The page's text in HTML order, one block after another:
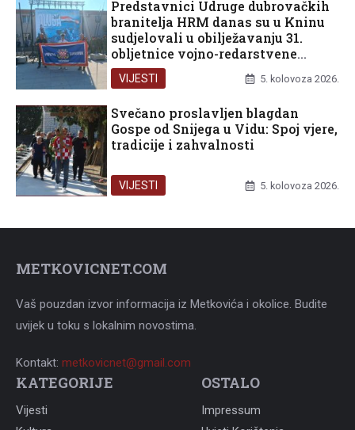
Predstavnici Udruge dubrovačkih
branitelja HRM danas su u Kninu
sudjelovali u obilježavanju 31.
obljetnice vojno-redarstvene
operacije Oluja
VIJESTI 5. kolovoza 2026.
Svečano proslavljen blagdan
Gospe od Snijega u Vidu: Spoj vjere,
tradicije i zahvalnosti
VIJESTI 5. kolovoza 2026.
METKOVICNET.COM
Vaš pouzdan izvor informacija iz Metkovića i okolice. Budite
uvijek u toku s lokalnim novostima.
Kontakt: metkovicnet@gmail.com
KATEGORIJE
Vijesti
OSTALO
Impressum